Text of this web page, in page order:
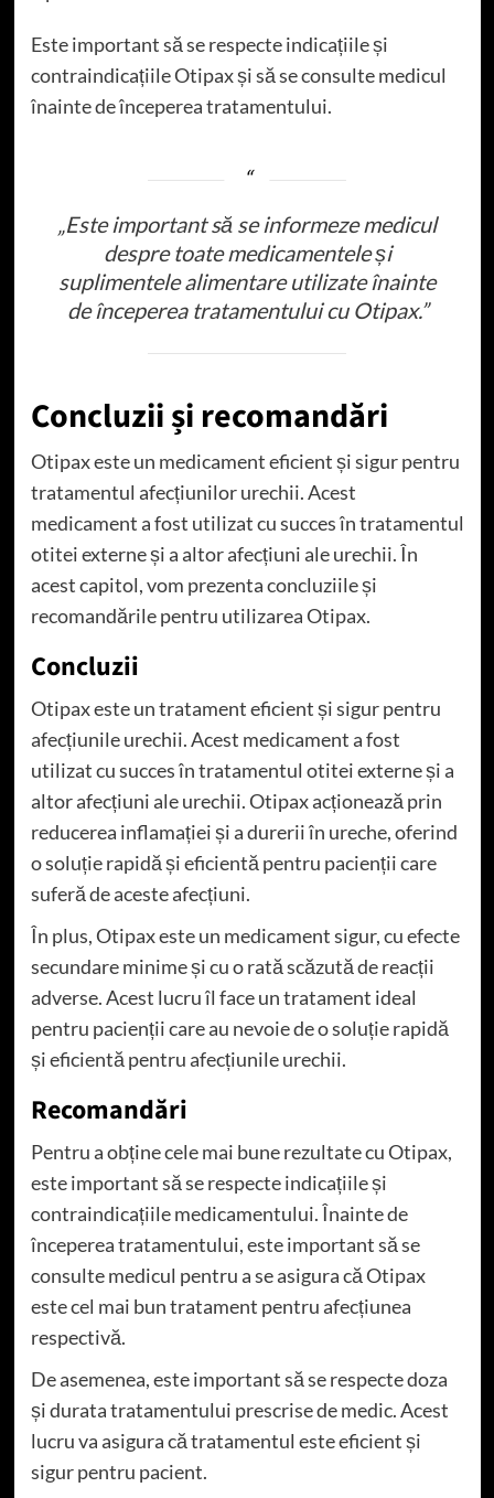
Este important să se respecte indicațiile și
contraindicațiile Otipax și să se consulte medicul
înainte de începerea tratamentului.
„Este important să se informeze medicul
despre toate medicamentele și
suplimentele alimentare utilizate înainte
de începerea tratamentului cu Otipax.”
Concluzii și recomandări
Otipax este un medicament eficient și sigur pentru
tratamentul afecțiunilor urechii. Acest
medicament a fost utilizat cu succes în tratamentul
otitei externe și a altor afecțiuni ale urechii. În
acest capitol, vom prezenta concluziile și
recomandările pentru utilizarea Otipax.
Concluzii
Otipax este un tratament eficient și sigur pentru
afecțiunile urechii. Acest medicament a fost
utilizat cu succes în tratamentul otitei externe și a
altor afecțiuni ale urechii. Otipax acționează prin
reducerea inflamației și a durerii în ureche, oferind
o soluție rapidă și eficientă pentru pacienții care
suferă de aceste afecțiuni.
În plus, Otipax este un medicament sigur, cu efecte
secundare minime și cu o rată scăzută de reacții
adverse. Acest lucru îl face un tratament ideal
pentru pacienții care au nevoie de o soluție rapidă
și eficientă pentru afecțiunile urechii.
Recomandări
Pentru a obține cele mai bune rezultate cu Otipax,
este important să se respecte indicațiile și
contraindicațiile medicamentului. Înainte de
începerea tratamentului, este important să se
consulte medicul pentru a se asigura că Otipax
este cel mai bun tratament pentru afecțiunea
respectivă.
De asemenea, este important să se respecte doza
și durata tratamentului prescrise de medic. Acest
lucru va asigura că tratamentul este eficient și
sigur pentru pacient.